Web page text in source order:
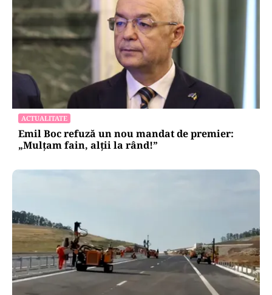
ACTUALITATE
Emil Boc refuză un nou mandat de premier:
„Mulțam fain, alții la rând!”